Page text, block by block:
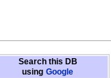
Search this DB
using Google